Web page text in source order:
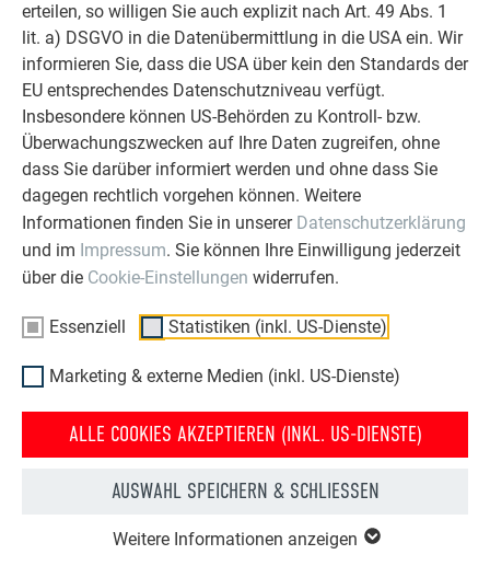
erteilen, so willigen Sie auch explizit nach Art. 49 Abs. 1
lit. a) DSGVO in die Datenübermittlung in die USA ein. Wir
informieren Sie, dass die USA über kein den Standards der
EU entsprechendes Datenschutzniveau verfügt.
Insbesondere können US-Behörden zu Kontroll- bzw.
Überwachungszwecken auf Ihre Daten zugreifen, ohne
dass Sie darüber informiert werden und ohne dass Sie
dagegen rechtlich vorgehen können. Weitere
Informationen finden Sie in unserer Datenschutzerklärung
und im Impressum. Sie können Ihre Einwilligung jederzeit
über die Cookie-Einstellungen widerrufen.
Essenziell Statistiken (inkl. US-Dienste)
Marketing & externe Medien (inkl. US-Dienste)
ALLE COOKIES AKZEPTIEREN (INKL. US-DIENSTE)
AUSWAHL SPEICHERN & SCHLIESSEN
Weitere Informationen anzeigen
Alles begann mit dem Verkauf des erstenPREFA Produkts in
Polen, einer Dachplatte für einen großen Eissalon in
Nałęczów. In einer einjährigen Kooperation mit dem
Großhändler erkannte man bei PREFA in Österreich das
Marktpotential und beschloss 2005 eine eigene
Niederlassung in Polen zu gründen. PREFA war aber noch
nicht bei der Bevölkerung angekommen, als die
Niederlassung 2005 in Warschau eröffnete: Man kannte
Aluminiumdächer, doch Metall hatte für viele einen negativen
Beigeschmack, da man es mit farblosem Blech assoziierte,
ein hochqualitatives Material mit einer speziellen
Leute bringen. Wir sind auf Architekten zugegangen, haben
dann einfach durchgesetzt“, erklärt Jarosław Żyła. Heute hat
sich das Blatt sichtlich gewendet: In den letzten Jahren hat
man den Markt ausgeweitet und bis zu 1000 m² große
Eissalon zum Großprojekt.